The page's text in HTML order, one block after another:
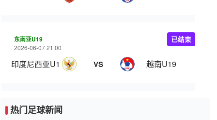
东南亚U19
2026-06-07 21:00
印度尼西亚U19 VS 越南U19
已结束
热门足球新闻